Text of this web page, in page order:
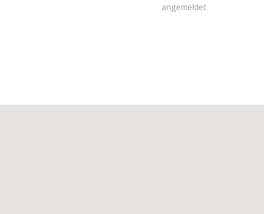
angemeldet